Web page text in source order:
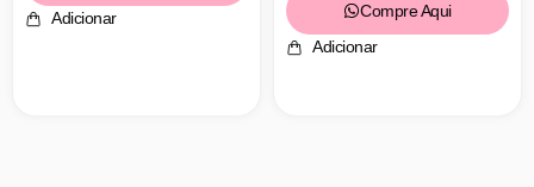
Adicionar
Compre Aqui
Adicionar